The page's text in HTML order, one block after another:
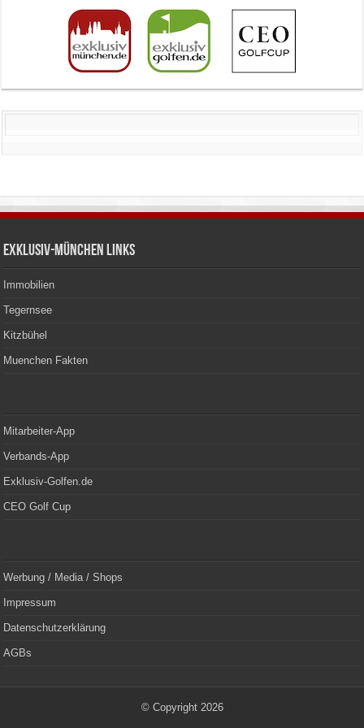
Exklusiv-München Links
Immobilien
Tegernsee
Kitzbühel
Muenchen Fakten
Mitarbeiter-App
Verbands-App
Exklusiv-Golfen.de
CEO Golf Cup
Werbung / Media / Shops
Impressum
Datenschutzerklärung
AGBs
© Copyright 2026